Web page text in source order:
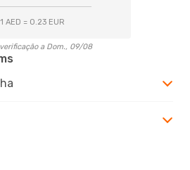
1 AED = 0.23 EUR
a Dom., 09/08